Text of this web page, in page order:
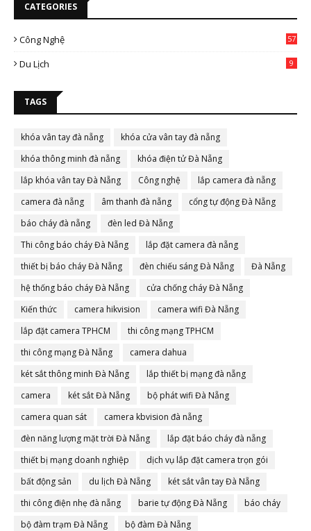
CATEGORIES
Công Nghệ 57
Du Lịch 9
TAGS
khóa vân tay đà nẵng
khóa cửa vân tay đà nẵng
khóa thông minh đà nẵng
khóa điện tử Đà Nẵng
lắp khóa vân tay Đà Nẵng
Công nghệ
lắp camera đà nẵng
camera đà nẵng
âm thanh đà nẵng
cổng tự động Đà Nẵng
báo cháy đà nẵng
đèn led Đà Nẵng
Thi công báo cháy Đà Nẵng
lắp đặt camera đà nẵng
thiết bị báo cháy Đà Nẵng
đèn chiếu sáng Đà Nẵng
Đà Nẵng
hệ thống báo cháy Đà Nẵng
cửa chống cháy Đà Nẵng
Kiến thức
camera hikvision
camera wifi Đà Nẵng
lắp đặt camera TPHCM
thi công mạng TPHCM
thi công mạng Đà Nẵng
camera dahua
két sắt thông minh Đà Nẵng
lắp thiết bị mạng đà nẵng
camera
két sắt Đà Nẵng
bộ phát wifi Đà Nẵng
camera quan sát
camera kbvision đà nẵng
đèn năng lượng mặt trời Đà Nẵng
lắp đặt báo cháy đà nẵng
thiết bị mạng doanh nghiệp
dịch vụ lắp đặt camera trọn gói
bất động sản
du lịch Đà Nẵng
két sắt vân tay Đà Nẵng
thi công điện nhẹ đà nẵng
barie tự động Đà Nẵng
báo cháy
bộ đàm trạm Đà Nẵng
bộ đàm Đà Nẵng